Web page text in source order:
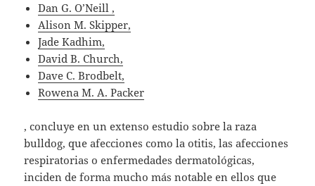
Dan G. O’Neill ,
Alison M. Skipper,
Jade Kadhim,
David B. Church,
Dave C. Brodbelt,
Rowena M. A. Packer
, concluye en un extenso estudio sobre la raza
bulldog, que afecciones como la otitis, las afecciones
respiratorias o enfermedades dermatológicas,
inciden de forma mucho más notable en ellos que